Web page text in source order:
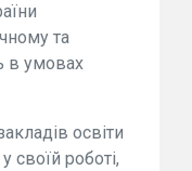
та
в умовах
освіти
роботі,